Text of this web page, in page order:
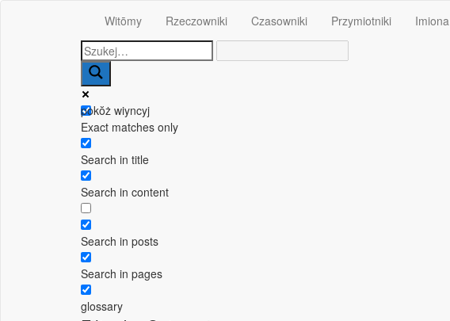
Witōmy Rzeczowniki Czasowniki Przymiotniki Imiona
pokŏż wiyncyj
Exact matches only
Search in title
Search in content
Search in posts
Search in pages
glossary